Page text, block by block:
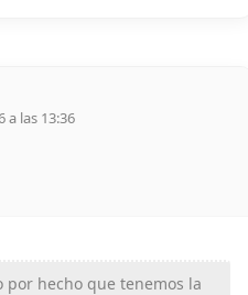
a las 13:36
por hecho que tenemos la